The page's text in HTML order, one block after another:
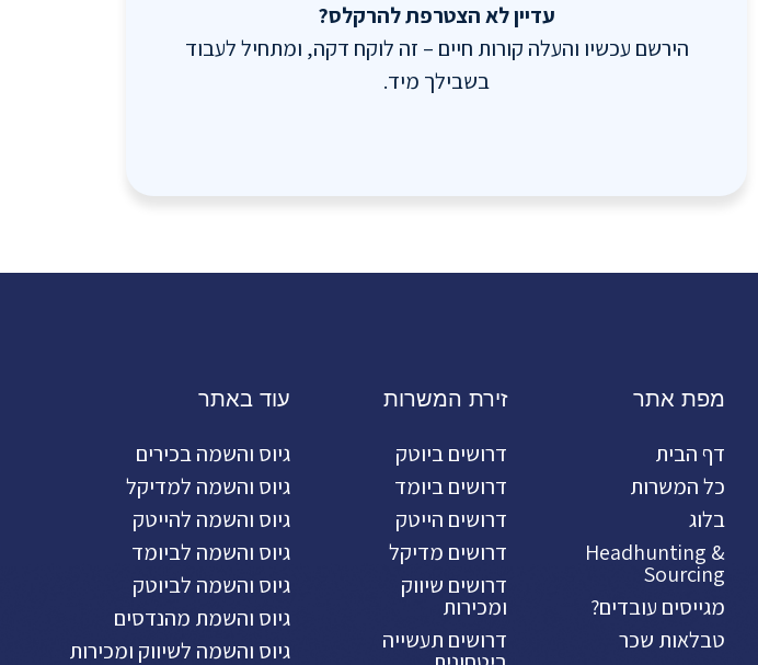
עדיין לא הצטרפת להרקלס?
הירשם עכשיו והעלה קורות חיים – זה לוקח דקה, ומתחיל לעבוד
בשבילך מיד.
מפת אתר
דף הבית
כל המשרות
בלוג
Headhunting &
Sourcing
מגייסים עובדים?
טבלאות שכר
זירת המשרות
דרושים ביוטק
דרושים ביומד
דרושים הייטק
דרושים מדיקל
דרושים שיווק
ומכירות
דרושים תעשייה
עוד באתר
גיוס והשמה בכירים
גיוס והשמה למדיקל
גיוס והשמה להייטק
גיוס והשמה לביומד
גיוס והשמה לביוטק
גיוס והשמת מהנדסים
גיוס והשמה לשיווק ומכירות